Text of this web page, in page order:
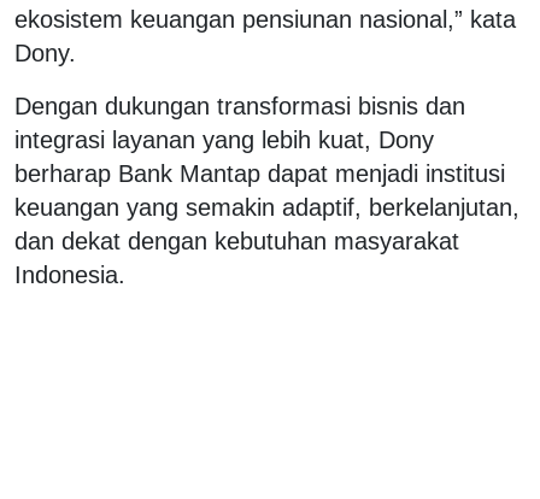
ekosistem keuangan pensiunan nasional,” kata
Dony.
Dengan dukungan transformasi bisnis dan
integrasi layanan yang lebih kuat, Dony
berharap Bank Mantap dapat menjadi institusi
keuangan yang semakin adaptif, berkelanjutan,
dan dekat dengan kebutuhan masyarakat
Indonesia.